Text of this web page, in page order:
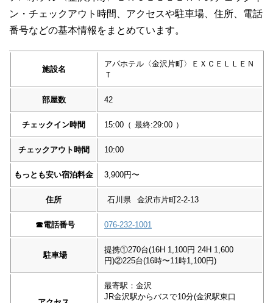
ン・チェックアウト時間、アクセスや駐車場、住所、電話
番号などの基本情報をまとめています。
施設名
アパホテル〈金沢片町〉ＥＸＣＥＬＬＥＮ
Ｔ
部屋数 42
チェックイン時間 15:00 （ 最終:29:00 ）
チェックアウト時間 10:00
もっとも安い宿泊料金 3,900円〜
住所 石川県 金沢市片町2-2-13
☎︎電話番号 076-232-1001
駐車場
提携①270台(16H 1,100円 24H 1,600
円)②225台(16時〜11時1,100円)
最寄駅：金沢
JR金沢駅からバスで10分(金沢駅東口